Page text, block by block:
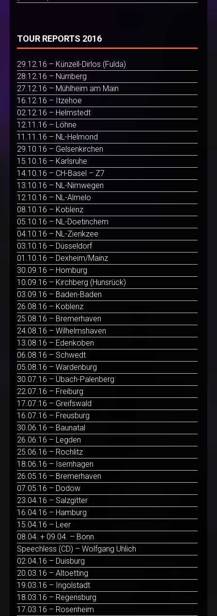
TOUR REPORTS 2016
29.12.16 – Künzell-Dirlos (Fulda)
28.12.16 – Nürnberg
27.12.16 – Mühlheim am Main
16.12.16 – Itzehoe
02.12.16 – Helmstedt
12.11.16 – Löhne
11.11.16 – NL-Helmond
29.10.16 – Gelsenkirchen
15.10.16 – Karlsruhe
14.10.16 – CH-Basel – Z7
13.10.16 – NL-Nimwegen
12.10.16 – NL-Almelo
08.10.16 – Koblenz
05.10.16 – NL-Doetinchem
04.10.16 – NL-Zierikzee
03.10.16 – Düsseldorf
01.10.16 – Dexheim/Mainz
30.09.16 – Homburg
10.09.16 – Kirchberg (Hunsrück)
03.09.16 – Baden-Baden
26.08.16 – Koblenz
25.08.16 – Bremerhaven
24.08.16 – Wilhelmshaven
13.08.16 – Edenkoben
06.08.16 – Schwedt
05.08.16 – Wardenburg
30.07.16 – Übach-Palenberg
22.07.16 – Freiburg
17.07.16 – Greifswald
16.07.16 – Freusburg
30.06.16 – Baunatal
26.06.16 – Legden
25.06.16 – Rochlitz
18.06.16 – Isernhagen
26.05.16 – Bremerhaven
07.05.16 – Dodow
23.04.16 – Salzgitter
16.04.16 – Hamburg
15.04.16 – Leer
08.04. + 09.04. – Bonn
Speechless (CD) – Wolfgang Uhlich
02.04.16 – Duisburg
20.03.16 – Altoetting
19.03.16 – Ingolstadt
18.03.16 – Regensburg
17.03.16 – Rosenheim